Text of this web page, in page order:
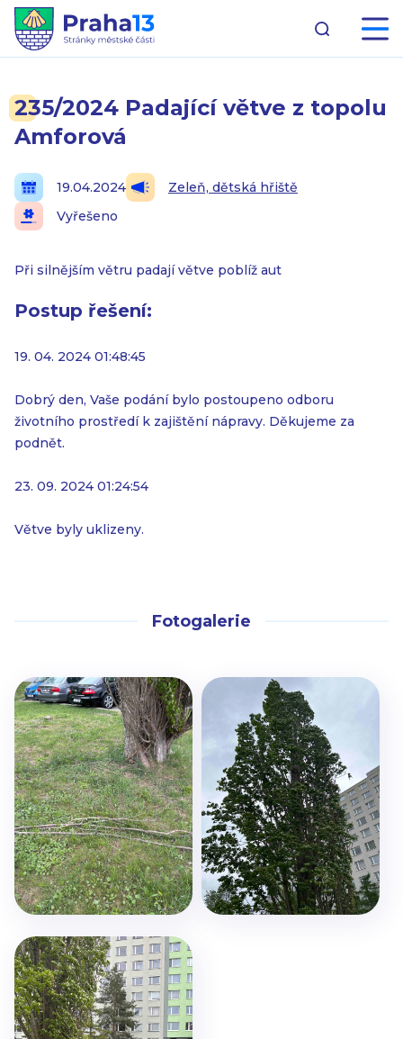
235/2024 Padající větve z topolu
Amforová
19.04.2024
Zeleň, dětská hřiště
Vyřešeno
Při silnějším větru padají větve poblíž aut
Postup řešení:
19. 04. 2024 01:48:45
Dobrý den, Vaše podání bylo postoupeno odboru
životního prostředí k zajištění nápravy. Děkujeme za
podnět.
23. 09. 2024 01:24:54
Větve byly uklizeny.
Fotogalerie